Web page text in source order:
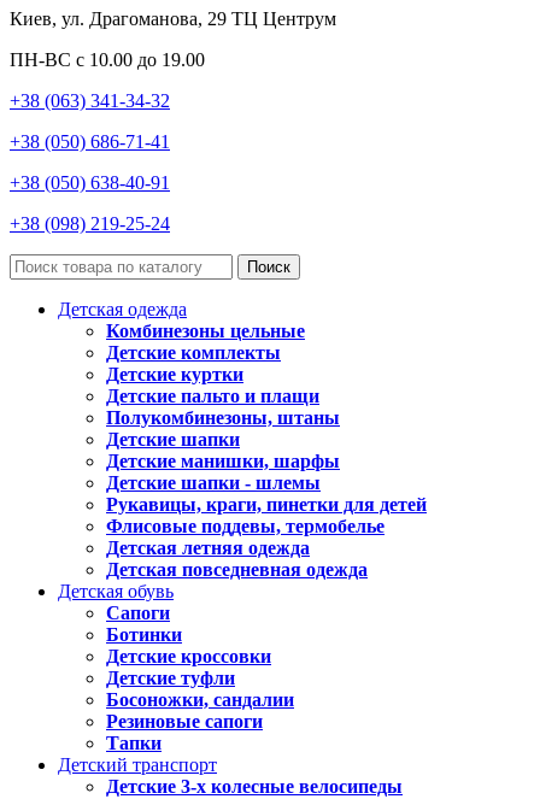
Киев, ул. Драгоманова, 29 ТЦ Центрум
ПН-ВС с 10.00 до 19.00
+38 (063) 341-34-32
+38 (050) 686-71-41
+38 (050) 638-40-91
+38 (098) 219-25-24
Поиск
Детская одежда
Комбинезоны цельные
Детские комплекты
Детские куртки
Детские пальто и плащи
Полукомбинезоны, штаны
Детские шапки
Детские манишки, шарфы
Детские шапки - шлемы
Рукавицы, краги, пинетки для детей
Флисовые поддевы, термобелье
Детская летняя одежда
Детская повседневная одежда
Детская обувь
Сапоги
Ботинки
Детские кроссовки
Детские туфли
Босоножки, сандалии
Резиновые сапоги
Тапки
Детский транспорт
Детские 3-х колесные велосипеды